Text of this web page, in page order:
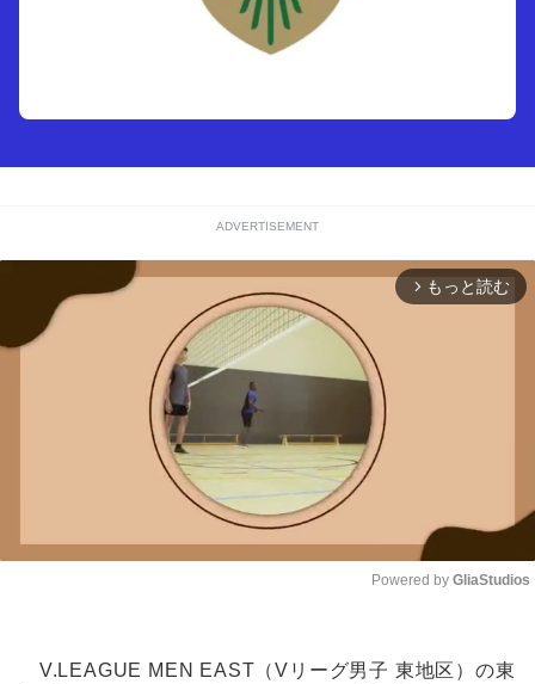
ADVERTISEMENT
arrow_forward_ios もっと読む
Powered by GliaStudios
V.LEAGUE MEN EAST（Vリーグ男子 東地区）の東